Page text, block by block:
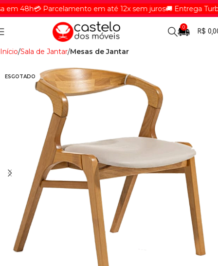
48h💳 Parcelamento em até 12x sem juros🚚 Entrega
0
R$
Início Sala de Jantar Mesas de Jantar
ESGOTADO